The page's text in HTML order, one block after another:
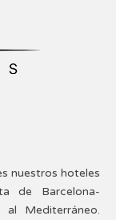
nuestros hoteles
de Barcelona-
Mediterráneo.